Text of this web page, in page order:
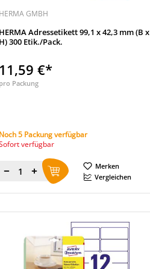
HERMA GMBH
HERMA Adressetikett 99,1 x 42,3 mm (B x
H) 300 Etik./Pack.
11,59 €*
pro Packung
Noch 5 Packung verfügbar
verfügbar
Menge
Merken
Vergleichen